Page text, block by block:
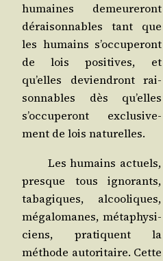
humaines demeu­re­ront
dérai­son­nables tant que
les humains s’oc­cu­pe­ront
de lois posi­tives, et
qu’elles devien­dront rai­
son­nables dès qu’elles
s’oc­cu­pe­ront exclu­si­ve­
ment de lois naturelles.
Les humains actuels,
presque tous igno­rants,
taba­giques, alcoo­liques,
méga­lo­manes, méta­phy­si­
ciens, pra­tiquent la
méthode auto­ri­taire. Cette